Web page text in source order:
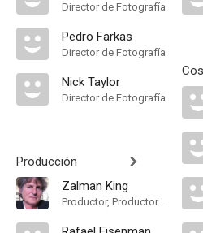
Director de Fotografía
Pedro Farkas
Director de Fotografía
Nick Taylor
Director de Fotografía
Producción
Zalman King
Productor, Productor Ejecutivo